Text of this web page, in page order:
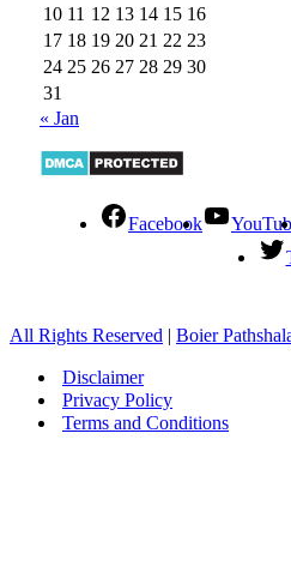
10 11 12 13 14 15 16
17 18 19 20 21 22 23
24 25 26 27 28 29 30
31
« Jan
Facebook
All Rights Reserved | Boier
Disclaimer
Privacy Policy
Terms and Conditions